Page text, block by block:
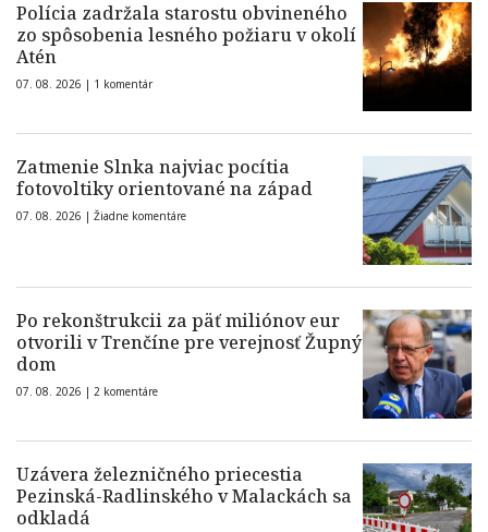
Polícia zadržala starostu obvineného
zo spôsobenia lesného požiaru v okolí
Atén
07. 08. 2026 | 1 komentár
Zatmenie Slnka najviac pocítia
fotovoltiky orientované na západ
07. 08. 2026 | Žiadne komentáre
Po rekonštrukcii za päť miliónov eur
otvorili v Trenčíne pre verejnosť Župný
dom
07. 08. 2026 | 2 komentáre
Uzávera železničného priecestia
Pezinská-Radlinského v Malackách sa
odkladá